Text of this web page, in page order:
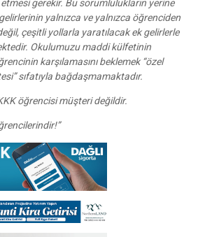
gerekir. Bu sorumlulukların yerine
yalnızca ve yalnızca öğrenciden
çeşitli yollarla yaratılacak ek gelirlerle
Okulumuzu maddi külfetinin
karşılamasını beklemek “özel
sıfatıyla bağdaşmamaktadır.
öğrencisi müşteri değildir.